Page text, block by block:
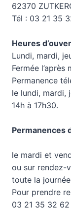
62370
Tél : 03 21 35
Heures
Lundi, mardi,
Fermée l’après
Permanence
le lundi, mardi,
14h à 17h30.
Permanences
le mardi et
ou sur rendez-
toute la
Pour prendre
03 21 35 32 62